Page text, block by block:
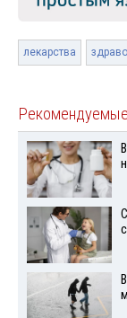
лекарства